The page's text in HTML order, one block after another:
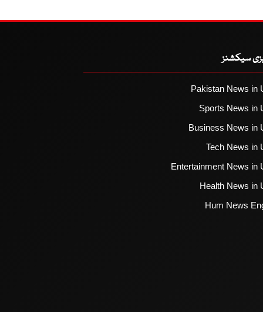
سیکشنز
Pakistan News in
Sports News in
Business News in
Tech News in
Entertainment News in
Health News in
Hum News